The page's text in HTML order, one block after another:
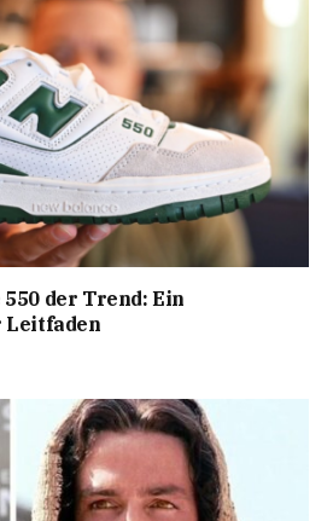
der Trend: Ein
Leitfaden